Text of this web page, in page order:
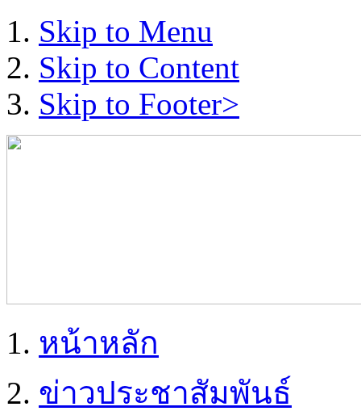
Skip to Menu
Skip to Content
Skip to Footer>
หน้าหลัก
ข่าวประชาสัมพันธ์